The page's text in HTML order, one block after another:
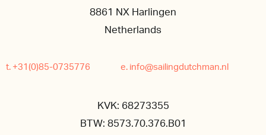
8861 NX Harlingen
Netherlands
t. +31(0)85-0735776 e. info@sailingdutchman.nl
KVK: 68273355
BTW: 8573.70.376.B01